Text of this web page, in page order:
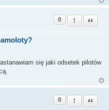
0 Zgłoś ten post
Cytuj
się jaki odsetek pilotów
0 Zgłoś ten post
Cytuj